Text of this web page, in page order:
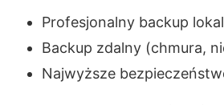
Profesjonalny backup
Backup zdalny (chmura,
Najwyższe